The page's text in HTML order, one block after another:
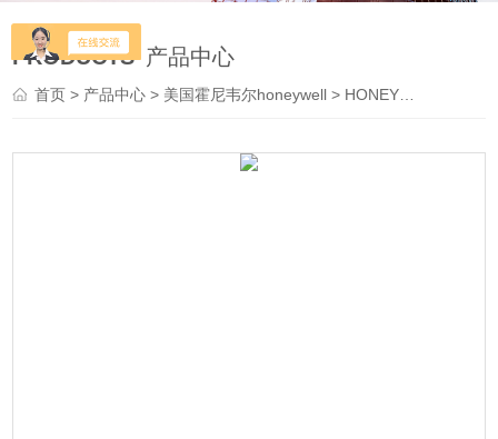
PRODUCTS 产品中心
首页> 产品中心 > 美国霍尼韦尔honeywell > HONEYWELL控制器